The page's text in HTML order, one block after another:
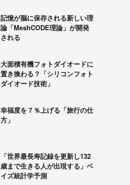
記憶が脳に保存される新しい理
論「MeshCODE理論」が開発
される
大面積有機フォトダイオードに
置き換わる？「シリコンフォト
ダイオード技術」
幸福度を７％上げる「旅行の仕
方」
「世界最長寿記録を更新し132
歳まで生きる人が出現する」ベ
イズ統計学予測